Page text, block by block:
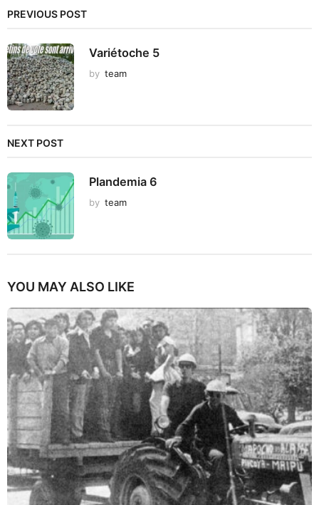
PREVIOUS POST
Variétoche 5
by team
NEXT POST
Plandemia 6
by team
YOU MAY ALSO LIKE